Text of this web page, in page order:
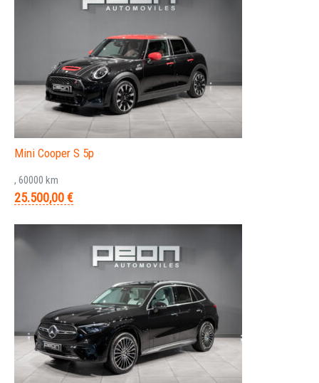
Mini Cooper S 5p
, 60000 km
25.500,00 €